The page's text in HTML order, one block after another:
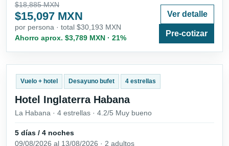
$18,885 MXN
$15,097 MXN
por persona · total $30,193 MXN
Ahorro aprox. $3,789 MXN · 21%
Ver detalle
Pre-cotizar
Vuelo + hotel Desayuno bufet 4 estrellas
Hotel Inglaterra Habana
La Habana · 4 estrellas · 4.2/5 Muy bueno
5 días / 4 noches
09/08/2026 al 13/08/2026 · 2 adultos